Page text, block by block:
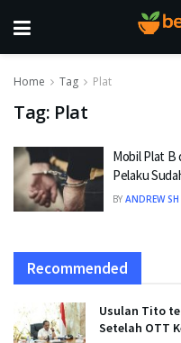
Home Tag Plat
Tag: Plat
Mobil Plat B
Pelaku
BY ANDREW SH
Recommended
Usulan Tito
Setelah OTT